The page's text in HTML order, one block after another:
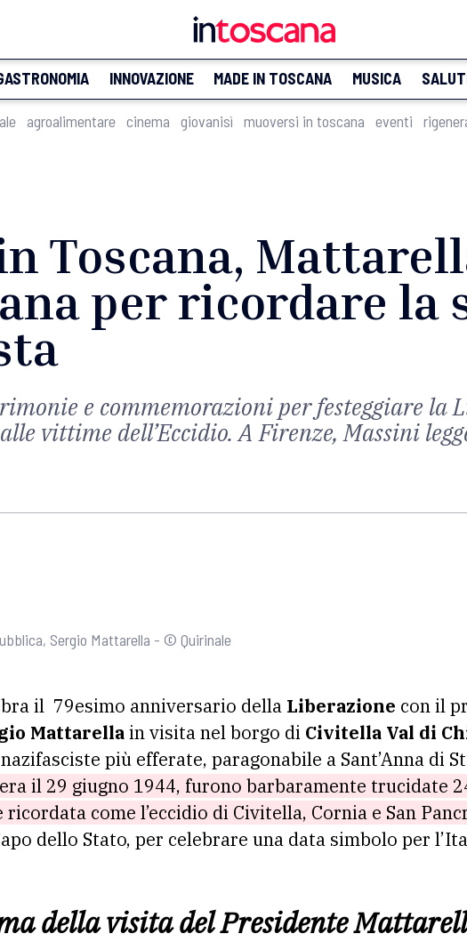
INNOVAZIONE MADE IN TOSCANA MUSICA
agroalimentare cinema giovanisì muoversi in toscana eventi
Toscana,
per ricordare la
e commemorazioni per festeggiare la
vittime dell’Eccidio. A Firenze, Massini
Sergio Mattarella - © Quirinale
il 79esimo anniversario della Liberazione con il
Mattarellain visita nel borgo di Civitella Val di
più efferate, paragonabile a Sant’Anna di
il 29 giugno 1944, furono barbaramente trucidate
ricordata come l’eccidio di Civitella, Cornia e San
dello Stato, per celebrare una data simbolo per
della visita del Presidente